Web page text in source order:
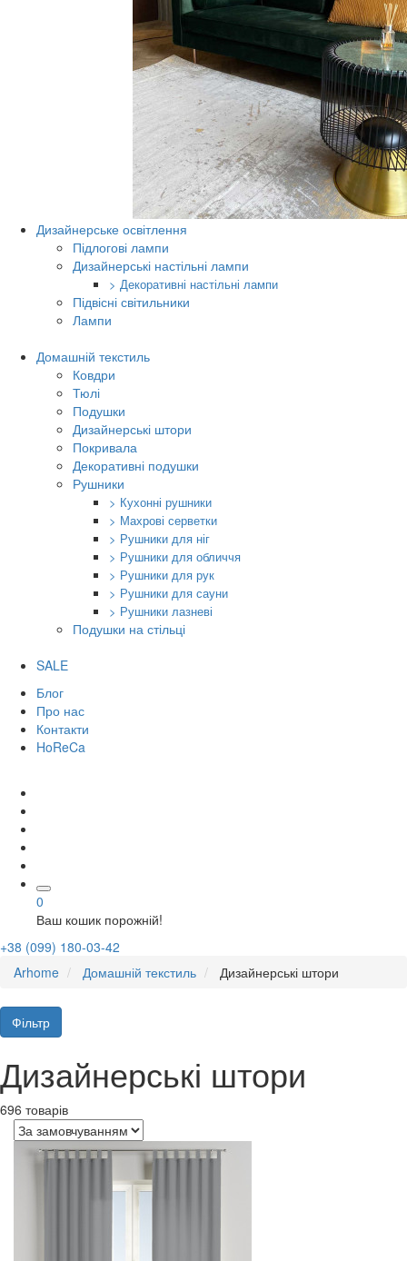
Дизайнерське освітлення
Підлогові лампи
Дизайнерські настільні лампи
> Декоративні настільні лампи
Підвісні світильники
Лампи
Домашній текстиль
Ковдри
Тюлі
Подушки
Дизайнерські штори
Покривала
Декоративні подушки
Рушники
> Кухонні рушники
> Махрові серветки
> Рушники для ніг
> Рушники для обличчя
> Рушники для рук
> Рушники для сауни
> Рушники лазневі
Подушки на стільці
SALE
Блог
Про нас
Контакти
HoReCa
0
Ваш кошик порожній!
+38 (099) 180-03-42
Arhome
Домашній текстиль Дизайнерські штори
Фільтр
Дизайнерські штори
696 товарів